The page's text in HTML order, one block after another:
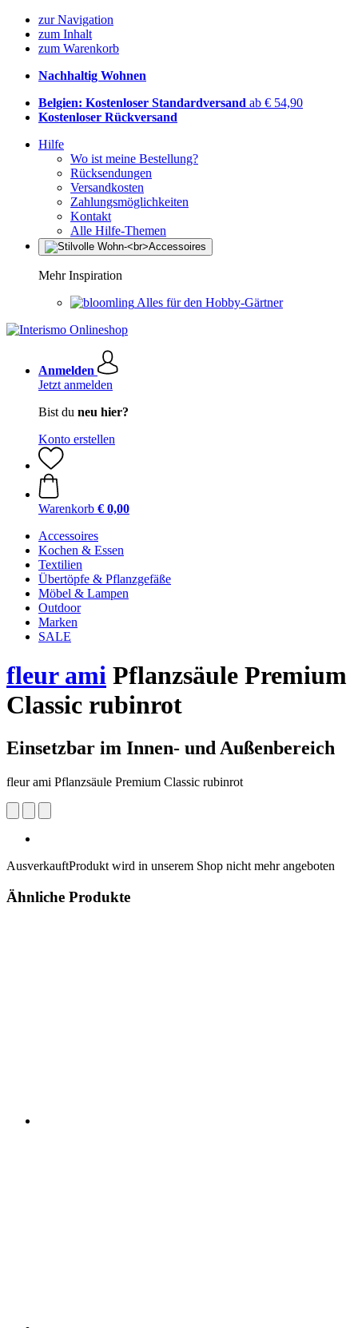
zur Navigation
zum Inhalt
zum Warenkorb
Nachhaltig Wohnen
Belgien: Kostenloser Standardversand ab € 54,90
Kostenloser Rückversand
Hilfe
Wo ist meine Bestellung?
Rücksendungen
Versandkosten
Zahlungsmöglichkeiten
Kontakt
Alle Hilfe-Themen
Mehr Inspiration
Alles für den Hobby-Gärtner
Anmelden
Jetzt anmelden
Bist du neu hier?
Konto erstellen
Warenkorb € 0,00
Accessoires
Kochen & Essen
Textilien
Übertöpfe & Pflanzgefäße
Möbel & Lampen
Outdoor
Marken
SALE
fleur ami Pflanzsäule Premium
Classic rubinrot
Einsetzbar im Innen- und Außenbereich
fleur ami Pflanzsäule Premium Classic rubinrot
AusverkauftProdukt wird in unserem Shop nicht mehr angeboten
Ähnliche Produkte